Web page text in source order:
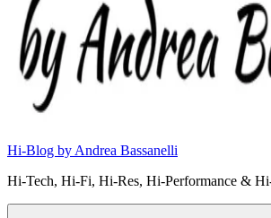
Hi-Blog by Andrea Bassanelli
Hi-Tech, Hi-Fi, Hi-Res, Hi-Performance &